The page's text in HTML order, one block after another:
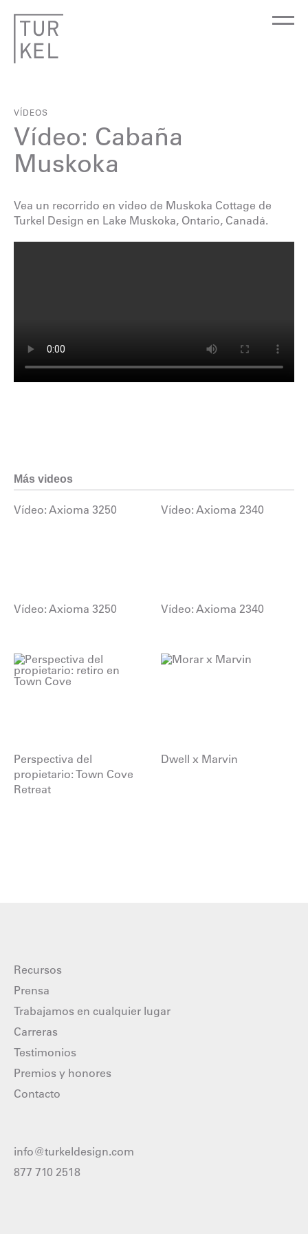
VÍDEOS
Vídeo: Cabaña
Muskoka
Vea un recorrido en video de Muskoka Cottage de
Turkel Design en Lake Muskoka, Ontario, Canadá.
Más videos
Vídeo: Axioma 3250 Vídeo: Axioma 2340
Perspectiva del
propietario: Town Cove
Retreat
Dwell x Marvin
Recursos
Prensa
Trabajamos en cualquier lugar
Carreras
Testimonios
Premios y honores
Contacto
info@turkeldesign.com
877 710 2518